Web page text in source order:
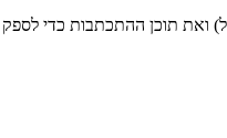
ואת תוכן ההתכתבות כדי לספק